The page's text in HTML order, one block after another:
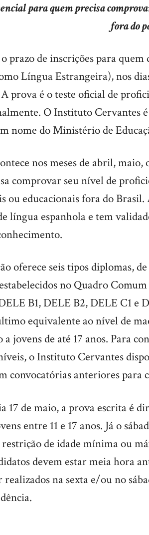
para quem precisa
fora do
prazo de inscrições para
Língua Estrangeira), nos
prova é o teste oficial de
O Instituto Cervantes
nome do Ministério de
nos meses de abril,
comprovar seu nível de
ou educacionais fora do
língua espanhola e tem
oferece seis tipos diplomas,
no Quadro
B1, DELE B2, DELE C1 e
equivalente ao nível de
a jovens de até 17 anos. Para
o Instituto Cervantes
convocatórias anteriores para
17 de maio, a prova escrita é
entre 11 e 17 anos. Já o
de idade mínima ou
devem estar meia hora
realizados na sexta e/ou no